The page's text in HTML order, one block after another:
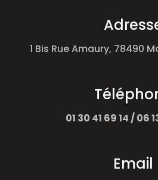
1 Bis Rue Amaury, 78490
01 30 41 69 14 / 06
Email